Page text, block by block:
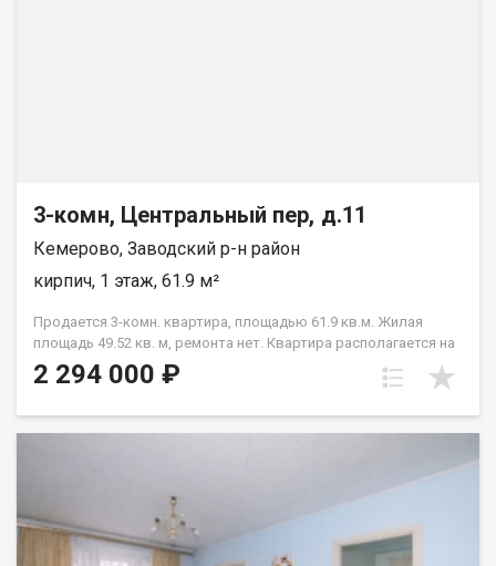
3-комн, Центральный пер, д.11
Кемерово, Заводский р-н район
кирпич, 1 этаж, 61.9 м²
Продается 3-комн. квартира, площадью 61.9 кв.м. Жилая
площадь 49.52 кв. м, ремонта нет. Квартира располагается на
1 этаже 3-этажного кирпичного дома 1980 года постройки.
Отдел продаж
2 294 000 ₽